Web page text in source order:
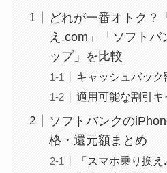
どれが一番オトク？
え.com」「ソフトバ
ップ」を比較
キャッシュバッ
適用可能な割引
ソフトバンクの
格・還元額まとめ
「スマホ乗り換